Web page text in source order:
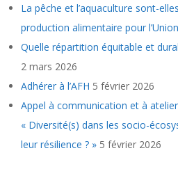
La pêche et l’aquaculture sont-
production alimentaire pour
Quelle répartition équitable et
2 mars 2026
Adhérer à l’AFH 5 février 2026
Appel à communication et à
« Diversité(s) dans les socio-
leur résilience ? » 5 février 2026